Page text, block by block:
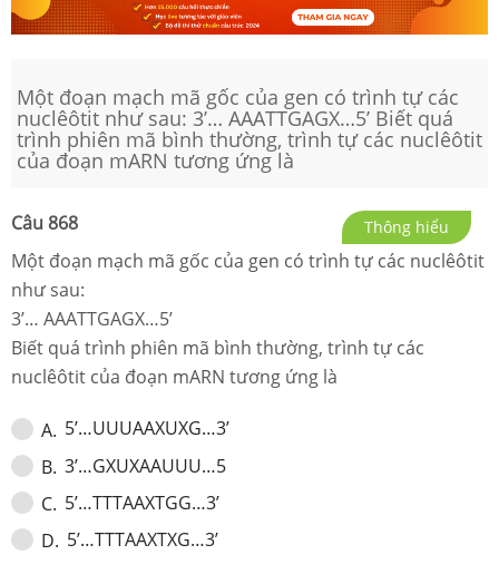
Một đoạn mạch mã gốc của gen có trình tự các
nuclêôtit như sau: 3’… AAATTGAGX…5’ Biết quá
trình phiên mã bình thường, trình tự các nuclêôtit
của đoạn mARN tương ứng là
Câu 868 Thông hiểu
Một đoạn mạch mã gốc của gen có trình tự các nuclêôtit
như sau:
3’… AAATTGAGX…5’
Biết quá trình phiên mã bình thường, trình tự các
nuclêôtit của đoạn mARN tương ứng là
A. 5’…UUUAAXUXG…3’
B. 3’…GXUXAAUUU…5
C. 5’…TTTAAXTGG…3’
D. 5’…TTTAAXTXG…3’